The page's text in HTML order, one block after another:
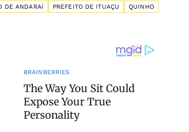
DE ANDARAÍ PREFEITO DE ITUAÇU
QUINHO